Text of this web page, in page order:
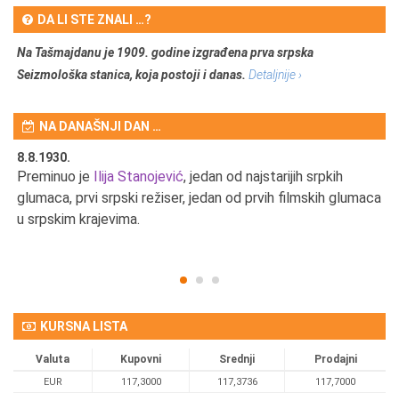
DA LI STE ZNALI …?
Na Tašmajdanu je 1909. godine izgrađena prva srpska
Seizmološka stanica, koja postoji i danas. Detaljnije ›
NA DANAŠNJI DAN …
8.8.1930.
Preminuo je Ilija Stanojević, jedan od najstarijih srpkih
glumaca, prvi srpski režiser, jedan od prvih filmskih glumaca
u srpskim krajevima.
KURSNA LISTA
Valuta Kupovni Srednji Prodajni
EUR 117,3000 117,3736
117,7000